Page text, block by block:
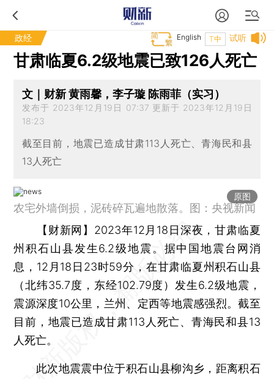
政经 试听
T中
English
甘肃临夏6.2级地震已致126人死亡
文｜财新 黄雨馨，李子璇 陈雨菲（实习）
发布于 2023年12月19日 07:37 更新于 2023年12月19日
18:23
截至目前，地震已造成甘肃113人死亡、青海民和县
13人死亡
原图
农宅外墙倒损，泥砖碎瓦遍地散落。图：央视新闻
【财新网】 2023年12月18日深夜，甘肃临夏
州积石山县发生6.2级地震。据中国地震台网消
息，12月18日23时59分，在甘肃临夏州积石山县
（北纬35.7度，东经102.79度）发生6.2级地震，
震源深度10公里，兰州、定西等地震感强烈。截至
目前，地震已造成甘肃113人死亡、青海民和县13
人死亡。
此次地震震中位于积石山县柳沟乡，距离积石